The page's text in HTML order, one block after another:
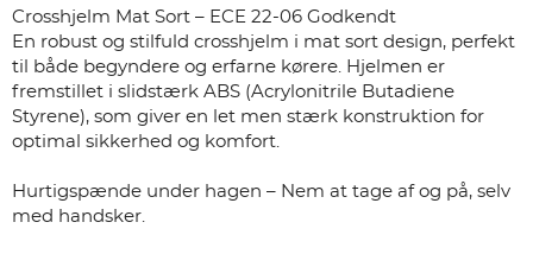
Crosshjelm Mat Sort – ECE 22-06 Godkendt
En robust og stilfuld crosshjelm i mat sort design, perfekt
til både begyndere og erfarne kørere. Hjelmen er
fremstillet i slidstærk ABS (Acrylonitrile Butadiene
Styrene), som giver en let men stærk konstruktion for
optimal sikkerhed og komfort.
Hurtigspænde under hagen – Nem at tage af og på, selv
med handsker.